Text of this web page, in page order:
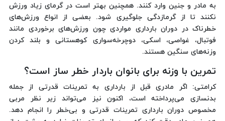
به مادر و جنین وارد کنند. همچنین بهتر است در گرمای زیاد ورزش
نکنند تا از گرمازدگی جلوگیری شود. بعضی از انواع ورزش‌های
خطرناک در دوران بارداری مواردی چون ورزش‌های برخوردی مانند
فوتبال، غواصی، اسکی، دوچرخه‌سواری کوهستانی و بلند کردن
وزنه‌های سنگین هستند.
تمرین با وزنه برای بانوان باردار خطر ساز است؟
کرامتی: اگر مادری قبل از بارداری به تمرینات قدرتی از جمله
بدنسازی می‌پرداخته است، اکنون نیز می‌تواند زیر نظر مربی
مخصوص دوران بارداری تمرینات قدرتی و بی‌خطر را انجام دهد.